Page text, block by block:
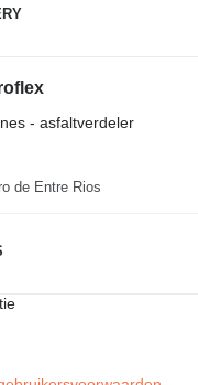
- asfaltverdeler
de Entre Rios